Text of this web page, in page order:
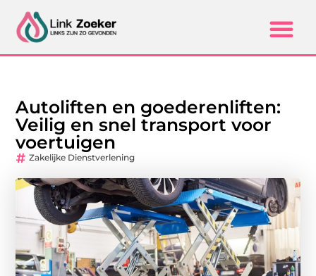
Autoliften en goederenliften:
Veilig en snel transport voor
voertuigen
Zakelijke Dienstverlening